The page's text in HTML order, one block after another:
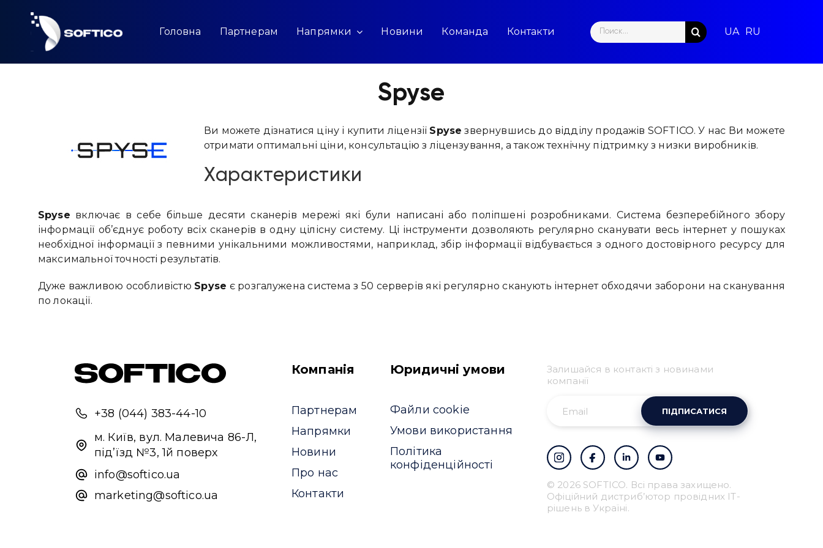
content
Головна Партнерам Напрямки Новини Команда Контакти
Search
for:
Spyse
Ви можете дізнатися ціну і купити ліцензії Spyse звернувшись до відділу продажів SOFTICO. У нас Ви можете
отримати оптимальні ціни, консультацію з ліцензування, а також технічну підтримку з низки виробників.
Характеристики
Spyse включає в себе більше десяти сканерів мережі які були написані або поліпшені розробниками. Система безперебійного збору
інформації об’єднує роботу всіх сканерів в одну цілісну систему. Ці інструменти дозволяють регулярно сканувати весь інтернет у пошуках
необхідної інформації з певними унікальними можливостями, наприклад, збір інформації відбувається з одного достовірного ресурсу для
максимальної точності результатів.
Дуже важливою особливістю Spyse є розгалужена система з 50 серверів які регулярно сканують інтернет обходячи заборони на сканування
по локації.
+38 (044) 383-44-10
м. Київ, вул. Малевича 86-Л,
під’їзд №3, 1й поверх
info@softico.ua
marketing@softico.ua
Компанія
Партнерам
Напрямки
Новини
Про нас
Контакти
Юридичні умови
Файли cookie
Умови використання
Політика
конфіденційності
Залишайся в контакті з новинами
компанії
ПІДПИСАТИСЯ
© 2026 SOFTICO. Всі права захищено.
Офіційний дистриб’ютор провідних IT-
рішень в Україні.
Привіт 👋, чим тобі
допомогти?
Ми зазвичай відповідаємо дуже швидко
Надіслати повідомлення